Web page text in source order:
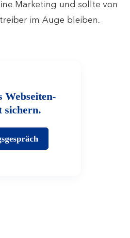
Marketing und sollte von
im Auge bleiben.
Webseiten-
sichern.